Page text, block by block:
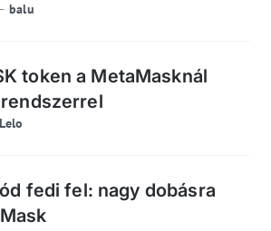
balu
token a MetaMasknál
Lelo
fedi fel: nagy dobásra